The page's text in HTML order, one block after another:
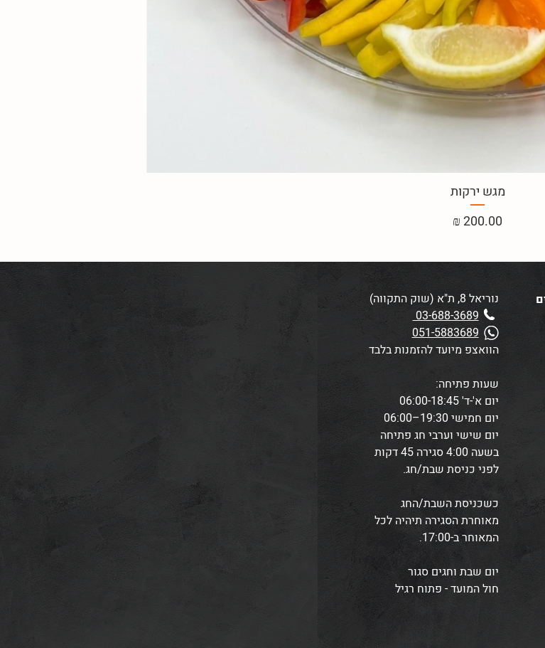
מגש ירקות
מחיר
נוריאל 8, ת"א (שוק התקווה)
03-688-3689
051-5883689
הוואצפ מיועד להזמנות בלבד
שעות פתיחה:
יום א'-ד' 06:00-18:45
יום חמישי 19:30–06:00
יום שישי וערבי חג פתיחה
בשעה 4:00
סגירה 45 דקות
לפני כניסת שבת/חג.
כשכניסת השבת/החג
מאוחרת הסגירה תיהיה לכל
המאוחר ב-17:00.
יום שבת וחגים סגור
חול המועד - פתוח רגיל